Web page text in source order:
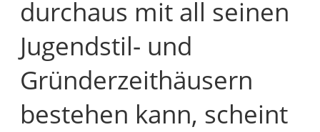
durchaus mit all seinen
Jugendstil- und
Gründerzeithäusern
bestehen kann, scheint